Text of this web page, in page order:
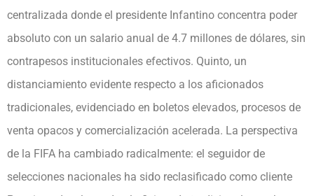
centralizada donde el presidente Infantino concentra poder
absoluto con un salario anual de 4.7 millones de dólares, sin
contrapesos institucionales efectivos. Quinto, un
distanciamiento evidente respecto a los aficionados
tradicionales, evidenciado en boletos elevados, procesos de
venta opacos y comercialización acelerada. La perspectiva
de la FIFA ha cambiado radicalmente: el seguidor de
selecciones nacionales ha sido reclasificado como cliente